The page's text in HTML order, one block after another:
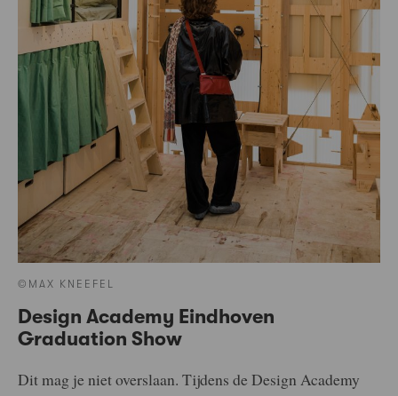
©MAX KNEEFEL
Design Academy Eindhoven
Graduation Show
Dit mag je niet overslaan. Tijdens de Design Academy